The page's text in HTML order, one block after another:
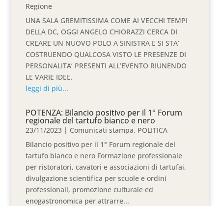
Regione
UNA SALA GREMITISSIMA COME AI VECCHI TEMPI
DELLA DC, OGGI ANGELO CHIORAZZI CERCA DI
CREARE UN NUOVO POLO A SINISTRA E SI STA’
COSTRUENDO QUALCOSA VISTO LE PRESENZE DI
PERSONALITA’ PRESENTI ALL’EVENTO RIUNENDO
LE VARIE IDEE.
leggi di più...
POTENZA: Bilancio positivo per il 1° Forum
regionale del tartufo bianco e nero
23/11/2023 | Comunicati stampa, POLITICA
Bilancio positivo per il 1° Forum regionale del
tartufo bianco e nero Formazione professionale
per ristoratori, cavatori e associazioni di tartufai,
divulgazione scientifica per scuole e ordini
professionali, promozione culturale ed
enogastronomica per attrarre...